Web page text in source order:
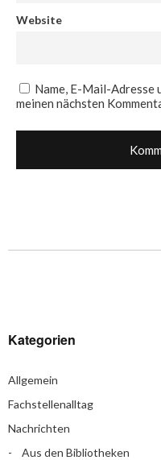
Website
Name, E-Mail-Adresse
meinen nächsten
Kategorien
Allgemein
Fachstellenalltag
Nachrichten
Aus den Bibliotheken